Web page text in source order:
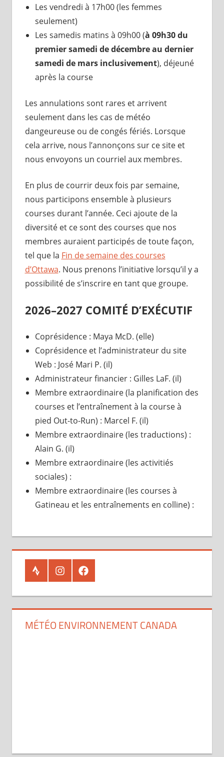
Les vendredi à 17h00 (les femmes
seulement)
Les samedis matins à 09h00 (à 09h30 du
premier samedi de décembre au dernier
samedi de mars inclusivement), déjeuné
après la course
Les annulations sont rares et arrivent
seulement dans les cas de météo
dangeureuse ou de congés fériés. Lorsque
cela arrive, nous l’annonçons sur ce site et
nous envoyons un courriel aux membres.
En plus de courrir deux fois par semaine,
nous participons ensemble à plusieurs
courses durant l’année. Ceci ajoute de la
diversité et ce sont des courses que nos
membres auraient participés de toute façon,
tel que la Fin de semaine des courses
d’Ottawa. Nous prenons l’initiative lorsqu’il y a
possibilité de s’inscrire en tant que groupe.
2026–2027 COMITÉ D’EXÉCUTIF
Coprésidence : Maya McD. (elle)
Coprésidence et l’administrateur du site
Web : José Mari P. (il)
Administrateur financier : Gilles LaF. (il)
Membre extraordinaire (la planification des
courses et l’entraînement à la course à
pied Out-to-Run) : Marcel F. (il)
Membre extraordinaire (les traductions) :
Alain G. (il)
Membre extraordinaire (les activitiés
sociales) :
Membre extraordinaire (les courses à
Gatineau et les entraînements en colline) :
Strava InstagramFacebook
MÉTÉO ENVIRONNEMENT CANADA